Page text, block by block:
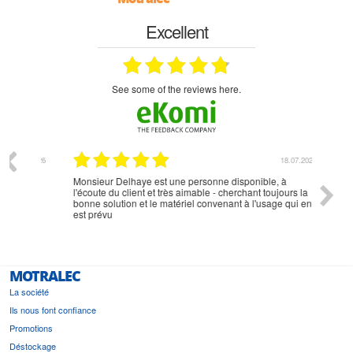
Excellent
see some of the reviews here.
18.07.2026
Monsieur Delhaye est une personne disponible, à
l'écoute du client et très aimable - cherchant toujours la
bonne solution et le matériel convenant à l'usage qui en
est prévu
MOTRALEC
La société
Ils nous font confiance
Promotions
Déstockage